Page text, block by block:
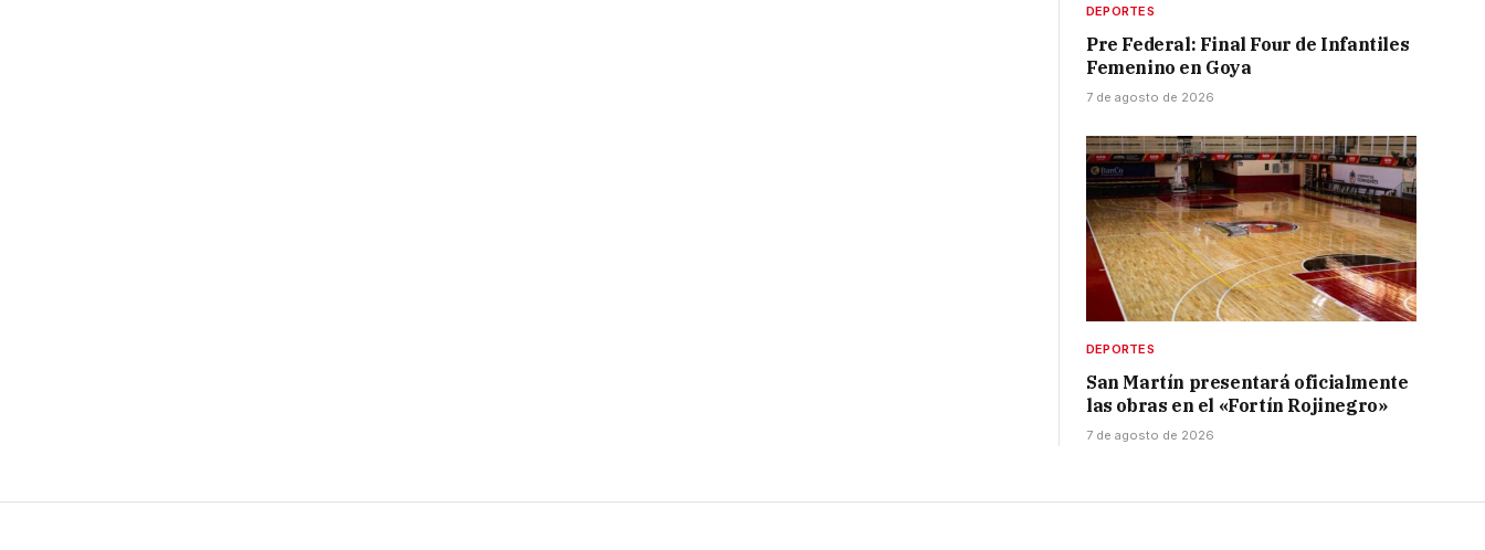
DEPORTES
Pre Federal: Final Four de Infantiles
Femenino en Goya
7 de agosto de 2026
DEPORTES
San Martín presentará oficialmente
las obras en el «Fortín Rojinegro»
7 de agosto de 2026